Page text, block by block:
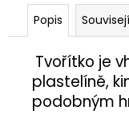
Popis
Tvořítko je
plastelíně,
podobným
ŽÍŽALA